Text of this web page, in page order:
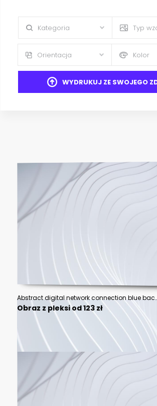
Kategoria Typ
Orientacja Kolor
WYDRUKUJ ZE SWOJEGO
Abstract digital network
Obraz z pleksi od 123 zł